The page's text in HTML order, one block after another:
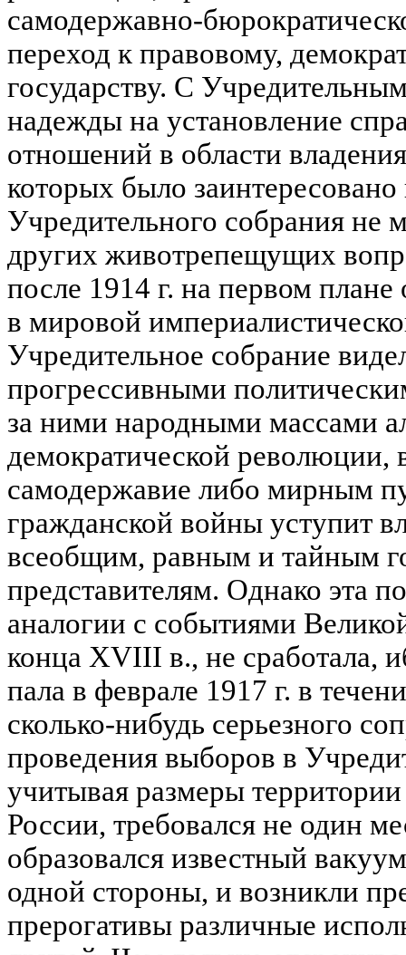
самодержавно-
переход к правовому,
государству. С
надежды на установление
отношений в области
которых было заинтересовано
Учредительного собрания не
других животрепещущих
после 1914 г. на первом плане
в мировой
Учредительное собрание
прогрессивными
за ними народными массами
демократической революции,
самодержавие либо мирным
гражданской войны уступит
всеобщим, равным и тайным
представителям. Однако эта
аналогии с событиями
конца XVIII в., не сработала,
пала в феврале 1917 г. в
сколько-нибудь серьезного
проведения выборов в
учитывая размеры
России, требовался не один
образовался известный
одной стороны, и возникли
прерогативы различные